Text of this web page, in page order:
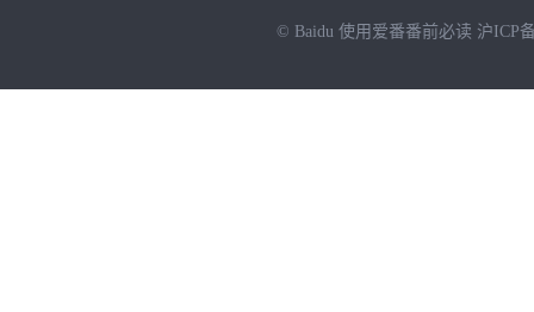
© Baidu 使用爱番番前必读 沪ICP